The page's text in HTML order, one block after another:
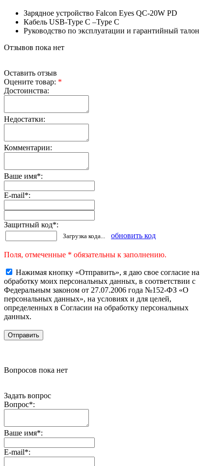
Зарядное устройство Falcon Eyes QC-20W PD
Кабель USB-Type C –Type C
Руководство по эксплуатации и гарантийный талон
Отзывов пока нет
Оставить отзыв
Оцените товар: *
Достоинства:
Недостатки:
Комментарии:
Ваше имя*:
E-mail*:
Защитный код*:
Загрузка кода... обновить код
Поля, отмеченные * обязательны к заполнению.
Нажимая кнопку «Отправить», я даю свое согласие на
обработку моих персональных данных, в соответствии с
Федеральным законом от 27.07.2006 года №152-ФЗ «О
персональных данных», на условиях и для целей,
определенных в Согласии на обработку персональных
данных.
Вопросов пока нет
Задать вопрос
Вопрос*:
Ваше имя*:
E-mail*: